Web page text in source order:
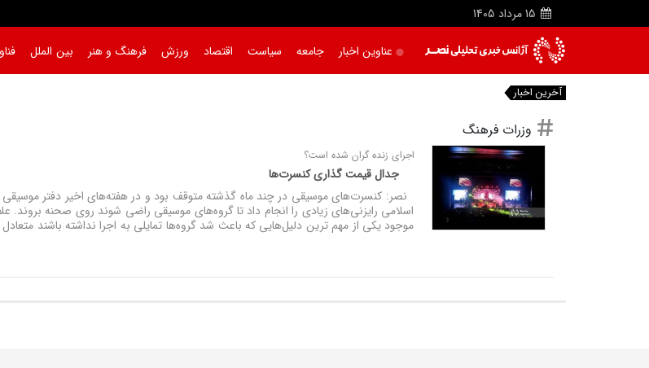
15 مرداد 1405
عناوین اخبار جامعه سیاست اقتصاد ورزش فرهنگ و هنر بین الملل
آخرین اخبار
وزرات فرهنگ
اجرای زنده گران شده است؟
جدال قیمت گذاری کنسرت‌ها
نصر: کنسرت‌های موسیقی در چند ماه گذشته متوقف بود و در هفته‌های اخیر دفتر موسیقی
اسلامی رایزنی‌های زیادی را انجام داد تا گروه‌های موسیقی راضی شوند روی صحنه بروند.
موجود یکی از مهم ترین دلیل‌هایی که باعث شد گروه‌ها تمایلی به اجرا نداشته باشند